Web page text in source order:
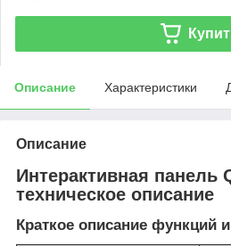
Описание Характеристики
Описание
Интерактивная панель
техническое описание
Краткое описание функций